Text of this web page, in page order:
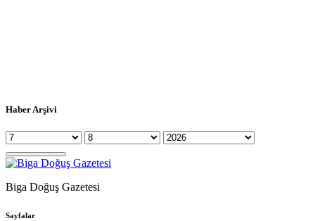
Haber Arşivi
Biga Doğuş Gazetesi
Sayfalar